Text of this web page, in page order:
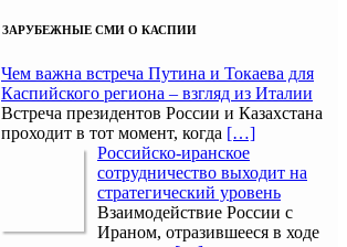
ЗАРУБЕЖНЫЕ СМИ О КАСПИИ
Чем важна встреча Путина и Токаева для
Каспийского региона – взгляд из Италии
Встреча президентов России и Казахстана
проходит в тот момент, когда […]
Российско-иранское
сотрудничество выходит на
стратегический уровень
Взаимодействие России с
Ираном, отразившееся в ходе